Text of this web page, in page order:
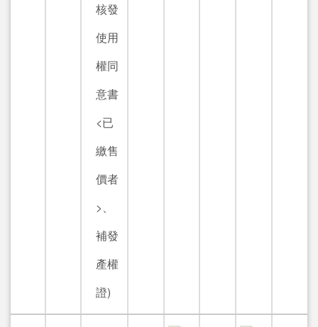
核發
使用
權同
意書
<已
繳售
價者
>、
補發
產權
證)